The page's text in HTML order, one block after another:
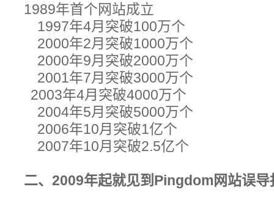
1989年首个网站成立
1997年4月突破100万个
2000年2月突破1000万个
2000年9月突破2000万个
2001年7月突破3000万个
2003年4月突破4000万个
2004年5月突破5000万个
2006年10月突破1亿个
2007年10月突破2.5亿个
二、2009年起就见到Pingdom网站误导